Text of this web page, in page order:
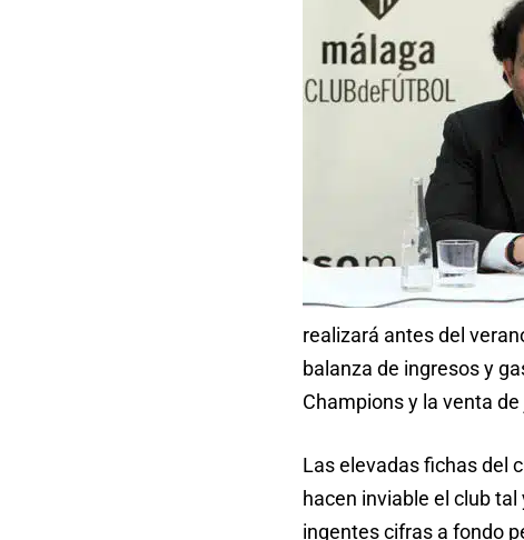
realizará antes del
balanza de ingresos y
Champions y la venta
Las elevadas fichas del
hacen inviable el club
ingentes cifras a fondo